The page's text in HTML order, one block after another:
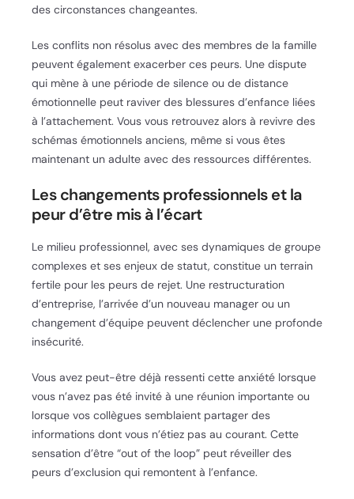
des circonstances changeantes.
Les conflits non résolus avec des membres de la famille
peuvent également exacerber ces peurs. Une dispute
qui mène à une période de silence ou de distance
émotionnelle peut raviver des blessures d’enfance liées
à l’attachement. Vous vous retrouvez alors à revivre des
schémas émotionnels anciens, même si vous êtes
maintenant un adulte avec des ressources différentes.
Les changements professionnels et la
peur d’être mis à l’écart
Le milieu professionnel, avec ses dynamiques de groupe
complexes et ses enjeux de statut, constitue un terrain
fertile pour les peurs de rejet. Une restructuration
d’entreprise, l’arrivée d’un nouveau manager ou un
changement d’équipe peuvent déclencher une profonde
insécurité.
Vous avez peut-être déjà ressenti cette anxiété lorsque
vous n’avez pas été invité à une réunion importante ou
lorsque vos collègues semblaient partager des
informations dont vous n’étiez pas au courant. Cette
sensation d’être “out of the loop” peut réveiller des
peurs d’exclusion qui remontent à l’enfance.